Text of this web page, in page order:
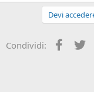
Devi
Condividi: